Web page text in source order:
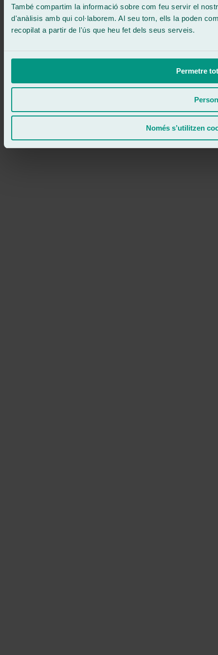
També compartim la informació sobre com feu servir el
d'anàlisis amb qui col·laborem. Al seu torn, ells la poden
recopilat a partir de l'ús que heu fet dels seus serveis.
Permetre
Només s’utilitzen